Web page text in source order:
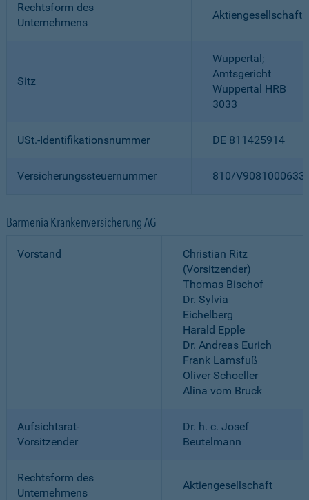
Rechtsform des
Unternehmens
Aktiengesellschaft
Sitz
Wuppertal;
Amtsgericht
Wuppertal HRB
3033
USt.-Identifikationsnummer DE 811425914
Versicherungssteuernummer 810/
Barmenia Krankenversicherung AG
Vorstand
Christian Ritz
(Vorsitzender)
Thomas Bischof
Dr. Sylvia
Eichelberg
Harald Epple
Dr. Andreas Eurich
Frank Lamsfuß
Oliver Schoeller
Alina vom Bruck
Aufsichtsrat-
Vorsitzender
Dr. h. c. Josef
Beutelmann
Rechtsform des
Unternehmens
Aktiengesellschaft